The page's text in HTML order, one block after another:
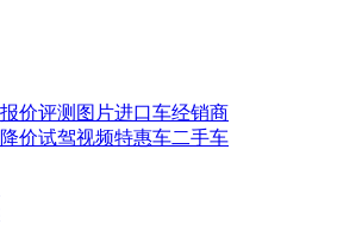
报价评测 图片进口车经销商
降价试驾视频特惠车二手车